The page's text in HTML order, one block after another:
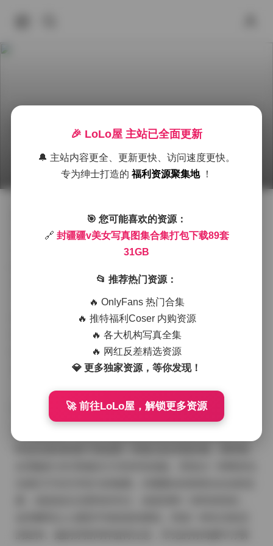
2026年6月28日 下午7:45 秀人内购 Cosplay图集下载
封疆疆v在众多网红写真中以独特的气质和细腻的镜头语
言脱颖而出，此次发布的89套图集合计约31GB，涵盖了
从清晨的柔光到夜晚的霓虹，从简约的居家私房到复古
里，她常常选择柔和的自然光作为主光源，皮肤在光线
下呈现出细腻的光泽，同时背景往往被有意虚化，使人
物成为绝对的焦点。无论是白色棉质连衣裙在微风中轻
轻摇曳，还是黑色皮质短裙搭配金属链条的利落感，都
能看到她对细节的把握——从发丝的散落到指尖的微
动，都被捕捉得恰到好处。
🎉 LoLo屋 主站已全面更新
🔔 主站内容更全、更新更快、访问速度更快。
专为绅士打造的福利资源聚集地 ！
🎯 您可能喜欢的资源：
🔗 封疆疆v美女写真图集合集打包下载89套
31GB
📂 推荐热门资源：
🔥 OnlyFans 热门合集
🔥 推特福利Coser 内购资源
🔥 各大机构写真全集
🔥 网红反差精选资源
💎 更多独家资源，等你发现！
🚀 前往LoLo屋，解锁更多资源